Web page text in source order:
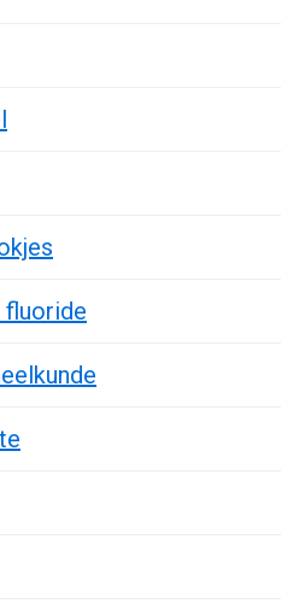
fluoride